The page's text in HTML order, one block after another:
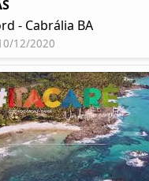
- Cabrália BA
12/2020